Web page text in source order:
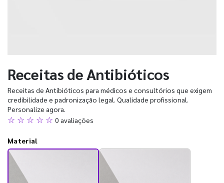
Receitas de Antibióticos
Receitas de Antibióticos para médicos e consultórios que exigem
credibilidade e padronização legal. Qualidade profissional.
Personalize agora.
☆ ☆ ☆ ☆ ☆ 0 avaliações
Material